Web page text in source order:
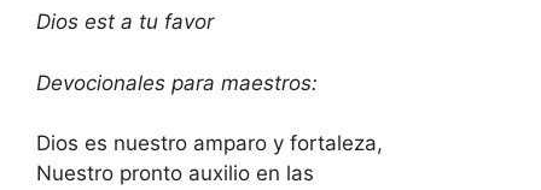
Dios est a tu favor
Devocionales para maestros:
Dios es nuestro amparo y fortaleza,
Nuestro pronto auxilio en las